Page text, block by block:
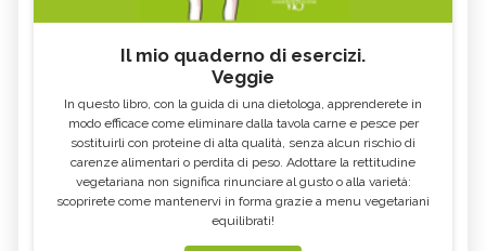
Il mio quaderno di esercizi.
Veggie
In questo libro, con la guida di una dietologa, apprenderete in
modo efficace come eliminare dalla tavola carne e pesce per
sostituirli con proteine di alta qualità, senza alcun rischio di
carenze alimentari o perdita di peso. Adottare la rettitudine
vegetariana non significa rinunciare al gusto o alla varietà:
scoprirete come mantenervi in forma grazie a menu vegetariani
equilibrati!